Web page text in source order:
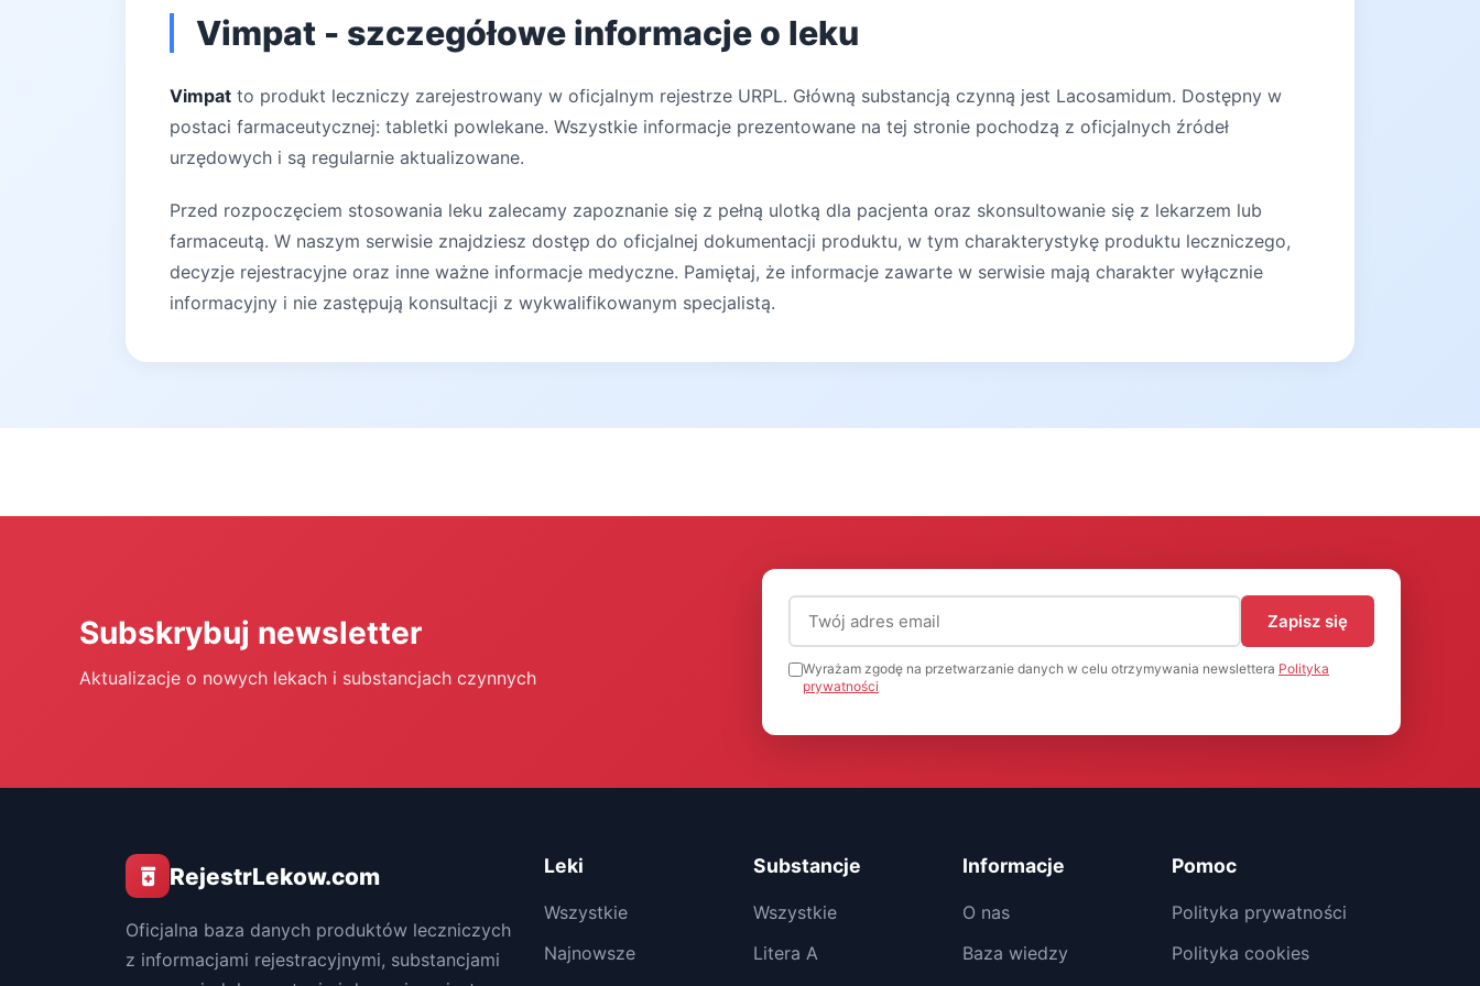
Vimpat - szczegółowe informacje o leku
Vimpat to produkt leczniczy zarejestrowany w oficjalnym rejestrze URPL. Główną substancją czynną jest Lacosamidum. Dostępny w
postaci farmaceutycznej: tabletki powlekane. Wszystkie informacje prezentowane na tej stronie pochodzą z oficjalnych źródeł
urzędowych i są regularnie aktualizowane.
Przed rozpoczęciem stosowania leku zalecamy zapoznanie się z pełną ulotką dla pacjenta oraz skonsultowanie się z lekarzem lub
farmaceutą. W naszym serwisie znajdziesz dostęp do oficjalnej dokumentacji produktu, w tym charakterystykę produktu leczniczego,
decyzje rejestracyjne oraz inne ważne informacje medyczne. Pamiętaj, że informacje zawarte w serwisie mają charakter wyłącznie
informacyjny i nie zastępują konsultacji z wykwalifikowanym specjalistą.
Subskrybuj newsletter
Aktualizacje o nowych lekach i substancjach czynnych
Adres email (wymagany)
Zapisz się
Wyrażam zgodę na przetwarzanie danych w celu otrzymywania newslettera Polityka
prywatności
RejestrLekow.com
Oficjalna baza danych produktów leczniczych
z informacjami rejestracyjnymi, substancjami
Leki
Wszystkie
Najnowsze
Substancje
Wszystkie
Litera A
Informacje
O nas
Baza wiedzy
Pomoc
Polityka prywatności
Polityka cookies